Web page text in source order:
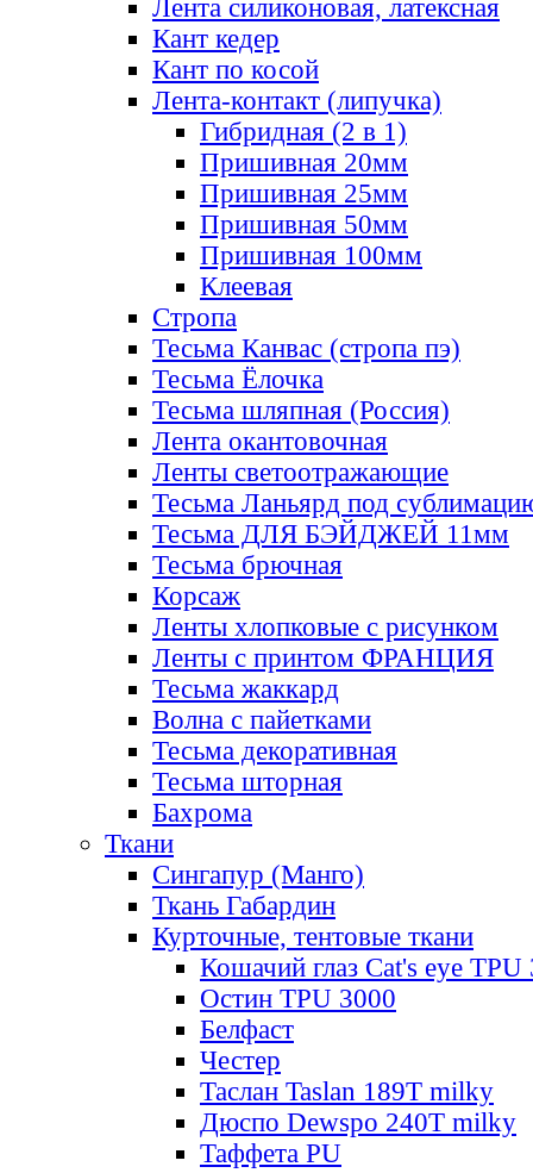
Лента силиконовая, латексная
Кант кедер
Кант по косой
Лента-контакт (липучка)
Гибридная (2 в 1)
Пришивная 20мм
Пришивная 25мм
Пришивная 50мм
Пришивная 100мм
Клеевая
Стропа
Тесьма Канвас (стропа пэ)
Тесьма Ёлочка
Тесьма шляпная (Россия)
Лента окантовочная
Ленты светоотражающие
Тесьма Ланьярд под
Тесьма ДЛЯ БЭЙДЖЕЙ 11мм
Тесьма брючная
Корсаж
Ленты хлопковые с рисунком
Ленты с принтом ФРАНЦИЯ
Тесьма жаккард
Волна с пайетками
Тесьма декоративная
Тесьма шторная
Бахрома
Ткани
Сингапур (Манго)
Ткань Габардин
Курточные, тентовые ткани
Кошачий глаз Cat's eye TPU
Остин TPU 3000
Белфаст
Честер
Таслан Taslan 189T milky
Дюспо Dewspo 240T milky
Таффета PU